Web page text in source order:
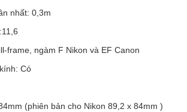
nhất: 0,3m
frame, ngàm F Nikon và EF Canon
Có
(phiên bản cho Nikon 89,2 x 84mm )